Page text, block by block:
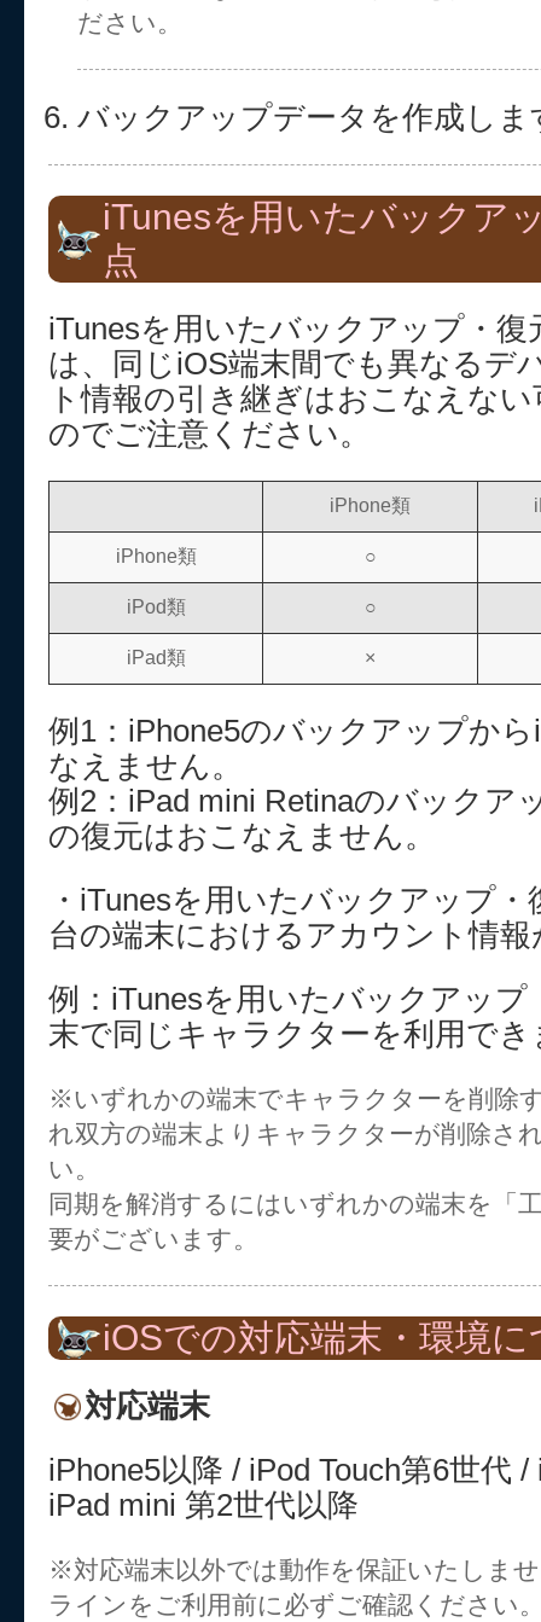
ださい。
バックアップデータを作成しま
iTunesを用いたバックア
点
iTunesを用いたバックアップ・
は、同じiOS端末間でも異なるデ
ト情報の引き継ぎはおこなえな
のでご注意ください。
iPhone類
iPhone類 ○
iPod類 ○
iPad類 ×
例1：iPhone5のバックアップか
なえません。
例2：iPad mini Retinaのバックア
の復元はおこなえません。
・iTunesを用いたバックアップ
台の端末におけるアカウント情
例：iTunesを用いたバックアップ
末で同じキャラクターを利用でき
※いずれかの端末でキャラクターを削除
れ双方の端末よりキャラクターが削除さ
い。
同期を解消するにはいずれかの端末を「
要がございます。
iOSでの対応端末・環境
対応端末
iPhone5以降 / iPod Touch第6世代
iPad mini 第2世代以降
※対応端末以外では動作を保証いたしま
ラインをご利用前に必ずご確認ください